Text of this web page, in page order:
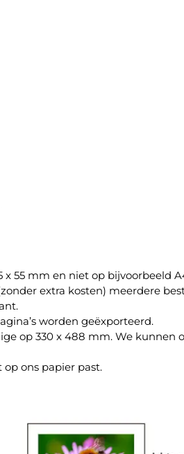
55 mm en niet op bijvoorbeeld
extra kosten) meerdere
worden geëxporteerd.
op 330 x 488 mm. We kunnen
ons papier past.